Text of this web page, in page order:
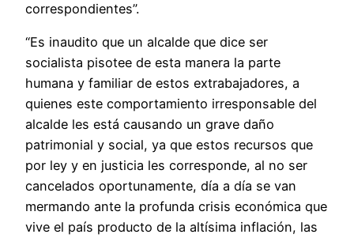
correspondientes”.
“Es inaudito que un alcalde que dice ser
socialista pisotee de esta manera la parte
humana y familiar de estos extrabajadores, a
quienes este comportamiento irresponsable del
alcalde les está causando un grave daño
patrimonial y social, ya que estos recursos que
por ley y en justicia les corresponde, al no ser
cancelados oportunamente, día a día se van
mermando ante la profunda crisis económica que
vive el país producto de la altísima inflación, las